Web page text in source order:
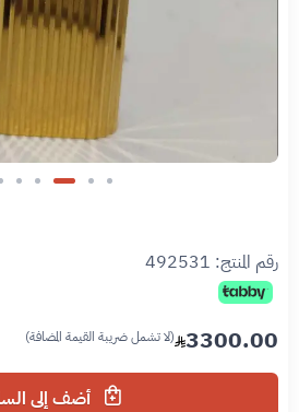
رقم المنتج: 492531
3300.00 (لا تشمل ضريبة القيمة المضافة)